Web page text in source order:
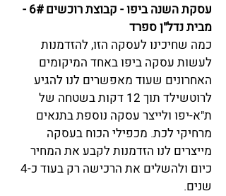
עסקת השנה ביפו - קבוצת רוכשים 6# -
מבית נדל"ן ספרד
כמה שחיכינו לעסקה הזו, להזדמנות
לעשות עסקה ביפו באחד המיקומים
האחרונים שעוד מאפשרים לנו להגיע
לרוטשילד תוך 12 דקות בשטחה של
ת"א-יפו ולייצר עסקה נוספת בתנאים
מרחיקי לכת. מכפילי הכוח בעסקה
מייצרים לנו הזדמנות לקבע את המחיר
כיום ולהשלים את הרכישה רק בעוד כ-4
שנים.